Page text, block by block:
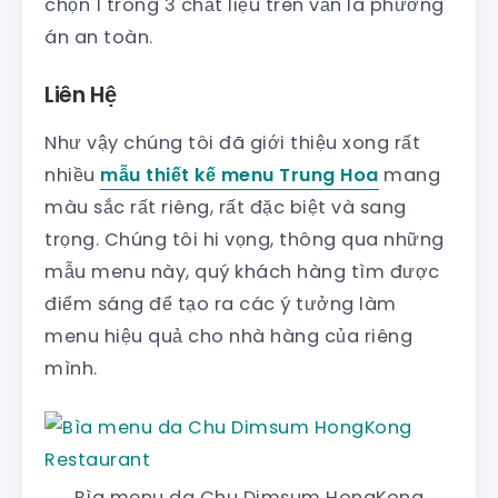
chọn 1 trong 3 chất liệu trên vẫn là phương
án an toàn.
Liên Hệ
Như vậy chúng tôi đã giới thiệu xong rất
nhiều mẫu thiết kế menu Trung Hoa mang
màu sắc rất riêng, rất đặc biệt và sang
trọng. Chúng tôi hi vọng, thông qua những
mẫu menu này, quý khách hàng tìm được
điểm sáng để tạo ra các ý tưởng làm
menu hiệu quả cho nhà hàng của riêng
mình.